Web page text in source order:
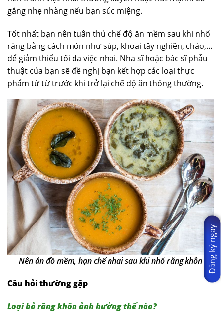
gắng nhẹ nhàng nếu bạn súc miệng.
Tốt nhất bạn nên tuân thủ chế độ ăn mềm sau khi nhổ
răng bằng cách món như súp, khoai tây nghiền, cháo,…
để giảm thiểu tối đa việc nhai. Nha sĩ hoặc bác sĩ phẫu
thuật của bạn sẽ đề nghị bạn kết hợp các loại thực
phẩm từ từ trước khi trở lại chế độ ăn thông thường.
Nên ăn đồ mềm, hạn chế nhai sau khi nhổ răng khôn
Câu hỏi thường gặp
Loại bỏ răng khôn ảnh hưởng thế nào?
Đăng ký ngay